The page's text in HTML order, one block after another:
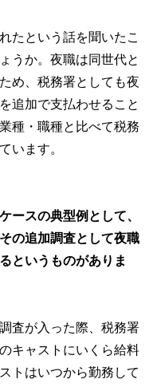
たという話を聞いたこ
うか。夜職は同世代と
め、税務署としても夜
追加で支払わせること
種・職種と比べて税務
います。
ースの典型例として、
の追加調査として夜職
というものがありま
査が入った際、税務署
キャストにいくら給料
トはいつから勤務して